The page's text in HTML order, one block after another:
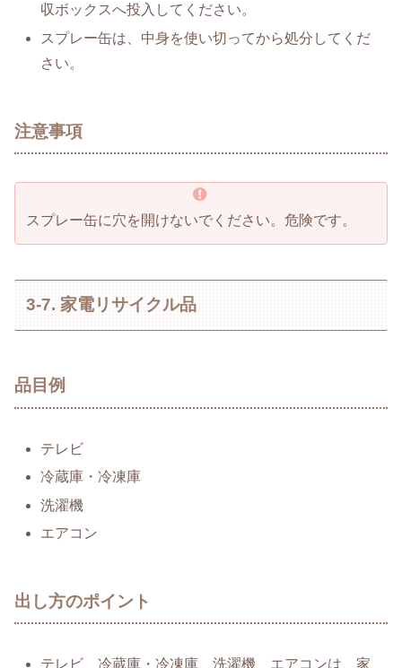
収ボックスへ投入してください。
スプレー缶は、中身を使い切ってから処分してくだ
さい。
注意事項
スプレー缶に穴を開けないでください。危険です。
3-7. 家電リサイクル品
品目例
テレビ
冷蔵庫・冷凍庫
洗濯機
エアコン
出し方のポイント
テレビ、冷蔵庫・冷凍庫、洗濯機、エアコンは、家